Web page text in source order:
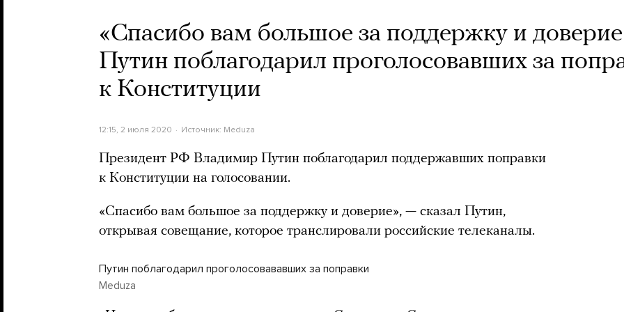
«Спасибо вам большое за поддержку и
Путин поблагодарил проголосовавших за
к Конституции
12:15, 2 июля 2020 Источник: Meduza
Президент РФ Владимир Путин поблагодарил поддержавших поправки
к Конституции на голосовании.
«Спасибо вам большое за поддержку и доверие», — сказал Путин,
открывая совещание, которое транслировали российские телеканалы.
Путин поблагодарил проголосовававших за поправки
Meduza